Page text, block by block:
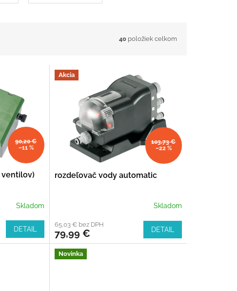
40 položiek celkom
90,20 €
–11 %
ventilov)
Skladom
DETAIL
Akcia
103,73 €
–22 %
rozdeľovač vody automatic
Skladom
65,03 € bez DPH
79,99 € DETAIL
Novinka